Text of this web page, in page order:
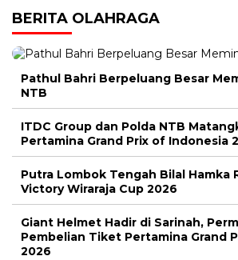
BERITA OLAHRAGA
Pathul Bahri Berpeluang Besar
NTB
ITDC Group dan Polda NTB
Pertamina Grand Prix of Indonesia
Putra Lombok Tengah Bilal Hamka
Victory Wiraraja Cup 2026
Giant Helmet Hadir di Sarinah,
Pembelian Tiket Pertamina Grand
2026